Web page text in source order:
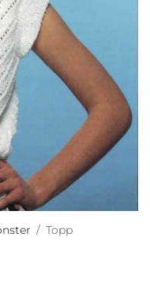
/ Topp